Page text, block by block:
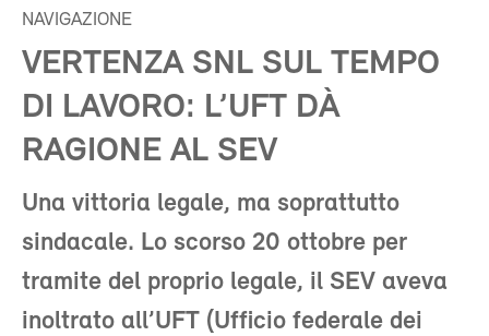
NAVIGAZIONE
VERTENZA SNL SUL TEMPO
DI LAVORO: L’UFT DÀ
RAGIONE AL SEV
Una vittoria legale, ma soprattutto
sindacale. Lo scorso 20 ottobre per
tramite del proprio legale, il SEV aveva
inoltrato all’UFT (Ufficio federale dei